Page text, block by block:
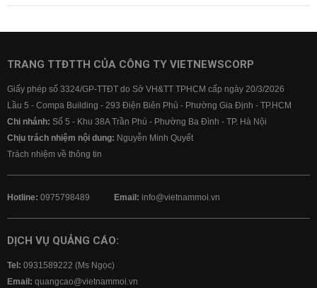
TRANG TTĐTTH CỦA CÔNG TY VIETNEWSCORP
Giấy phép số 3324/GP-TTĐT do Sở VH&TT TPHCM cấp ngày 20/3/2026
Lầu 5 - Compa Building - 293 Điện Biên Phủ - Phường Gia Định - TP.HCM
Chi nhánh: Số 5 - Khu 38A Trần Phú - Phường Ba Đình - TP. Hà Nội
Chịu trách nhiệm nội dung: Nguyễn Minh Quyết
Trách nhiệm về thông tin
Hotline: 0975798489 Email: info@vietnammoi.vn
DỊCH VỤ QUẢNG CÁO:
Tel: 0931589222 (Ms Ngọc)
Email: quangcao@vietnammoi.vn